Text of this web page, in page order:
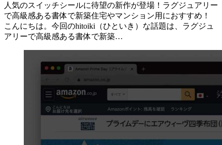
人気のスイッチシールに待望の新作が登場！ラグジュアリー
で高級感ある書体で新築住宅やマンション用におすすめ！
こんにちは。今回のhitoiki（ひといき）な話題は、ラグジュ
アリーで高級感ある書体で新築…